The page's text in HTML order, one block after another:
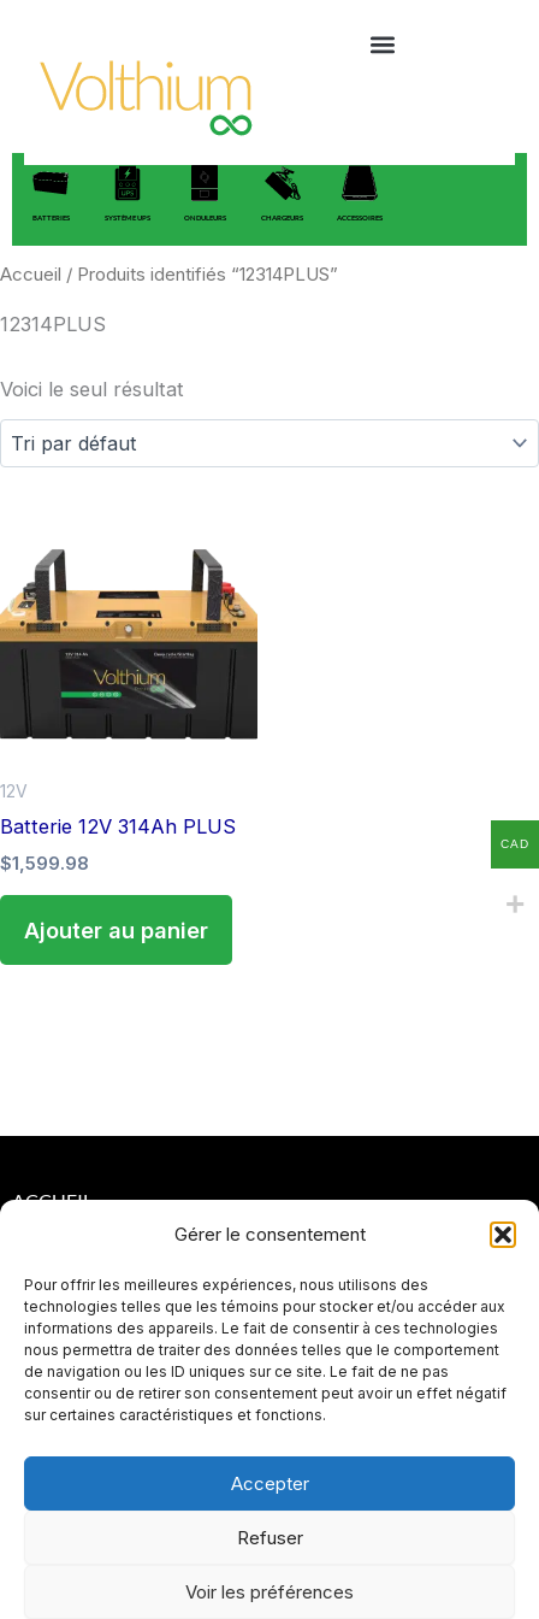
Gérer le consentement
Pour offrir les meilleures expériences, nous utilisons des
technologies telles que les témoins pour stocker et/ou accéder aux
informations des appareils. Le fait de consentir à ces technologies
nous permettra de traiter des données telles que le comportement
de navigation ou les ID uniques sur ce site. Le fait de ne pas
consentir ou de retirer son consentement peut avoir un effet négatif
sur certaines caractéristiques et fonctions.
Accepter
Refuser
Voir les préférences
contenu
BATTERIES SYSTÈME UPS ONDULEURS CHARGEURS ACCESSOIRES
Accueil / Produits identifiés “12314PLUS”
12314PLUS
Voici le seul résultat
12V
Batterie 12V 314Ah PLUS
$1,599.98
Ajouter au panier
ACCUEIL
POLITIQUES DE CONFIDENTIALITÉ
POLITIQUES DE RETOUR ET DE REMBOURSEMENT
PLAN DE SITE
SEO
CAD